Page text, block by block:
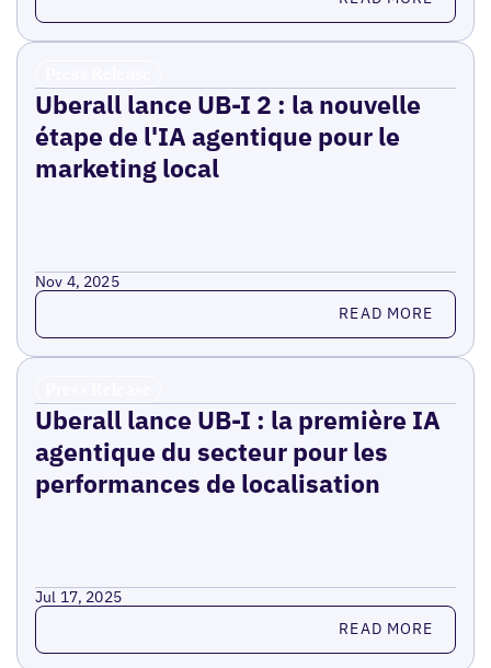
Uberall lance UB-I 2 : la nouvelle
étape de l'IA agentique pour le
marketing local
Nov 4, 2025
Read more READ MORE
Uberall lance UB-I : la première IA
agentique du secteur pour les
performances de localisation
Jul 17, 2025
Read more READ MORE